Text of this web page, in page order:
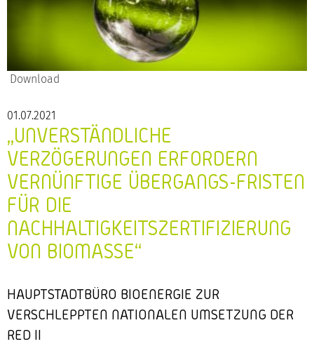
Download
01.07.2021
„UNVERSTÄNDLICHE
VERZÖGERUNGEN ERFORDERN
VERNÜNFTIGE ÜBERGANGS-FRISTEN
FÜR DIE
NACHHALTIGKEITSZERTIFIZIERUNG
VON BIOMASSE“
HAUPTSTADTBÜRO BIOENERGIE ZUR
VERSCHLEPPTEN NATIONALEN UMSETZUNG DER
RED II